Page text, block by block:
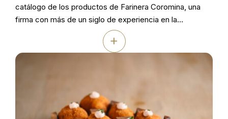
catálogo de los productos de Farinera Coromina, una
firma con más de un siglo de experiencia en la
molturación del trigo y un compromiso firme con la
calidad, la trazabilidad y la sostenibilidad. Su molino,
situado en Banyoles (Girona), combina la tradición
+